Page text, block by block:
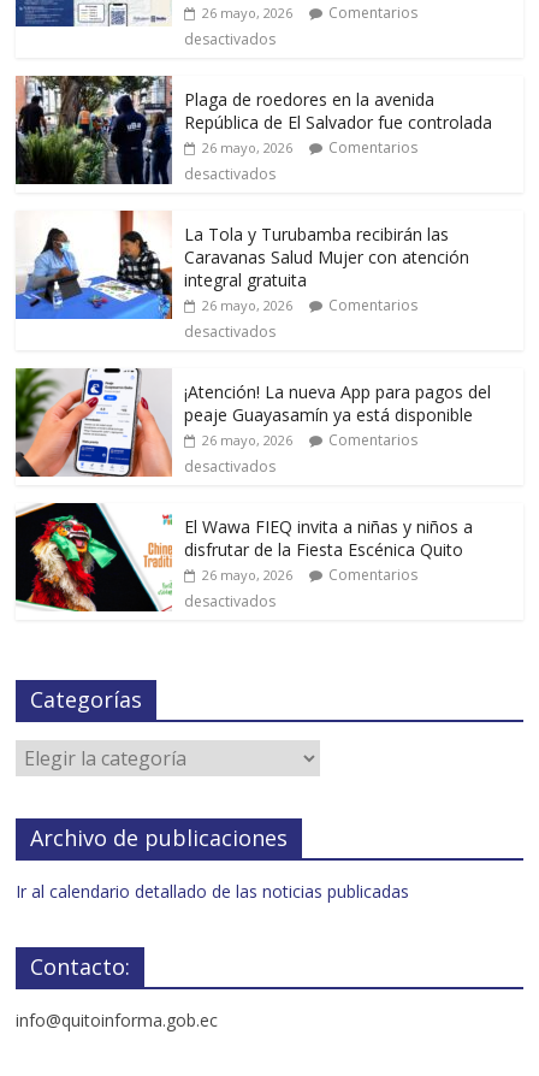
26 mayo, 2026
Comentarios
desactivados
Plaga de roedores en la avenida
República de El Salvador fue controlada
26 mayo, 2026
Comentarios
desactivados
La Tola y Turubamba recibirán las
Caravanas Salud Mujer con atención
integral gratuita
26 mayo, 2026
Comentarios
desactivados
¡Atención! La nueva App para pagos del
peaje Guayasamín ya está disponible
26 mayo, 2026
Comentarios
desactivados
El Wawa FIEQ invita a niñas y niños a
disfrutar de la Fiesta Escénica Quito
26 mayo, 2026
Comentarios
desactivados
Categorías
Archivo de publicaciones
Ir al calendario detallado de las noticias publicadas
Contacto:
info@quitoinforma.gob.ec